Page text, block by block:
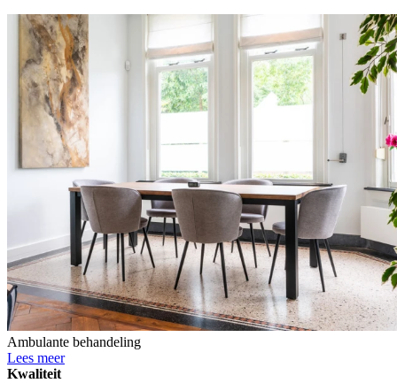
Ambulante behandeling
Lees meer
Kwaliteit